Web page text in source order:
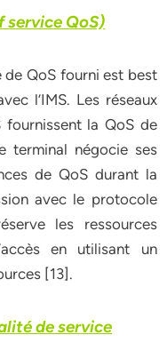
QoS)
fourni est best
l’IMS. Les réseaux
fournissent la QoS de
terminal négocie ses
de QoS durant la
avec le protocole
les ressources
en utilisant un
[13].
de service